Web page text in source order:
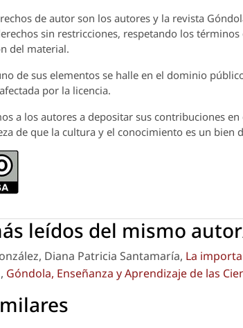
de autor son los autores y la revista
sin restricciones, respetando los
del material.
de sus elementos se halle en el dominio
por la licencia.
a los autores a depositar sus contribuciones
de que la cultura y el conocimiento es un bien
leídos del mismo
Diana Patricia Santamaría, La
, Góndola, Enseñanza y Aprendizaje de las